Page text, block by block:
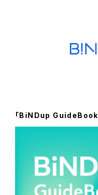
「BiNDup GuideBook